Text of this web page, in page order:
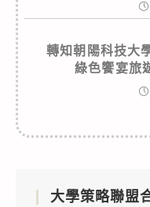
轉知朝陽科技大
綠色饗宴旅
大學策略聯盟